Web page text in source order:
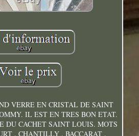
VERRE EN CRISTAL DE SAINT
IL EST EN TRES BON ETAT.
DU CACHET SAINT LOUIS. MOTS
, CHANTILLY , BACCARAT ,